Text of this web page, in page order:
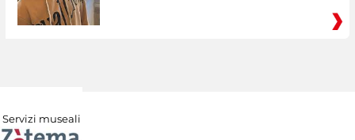
Servizi museali